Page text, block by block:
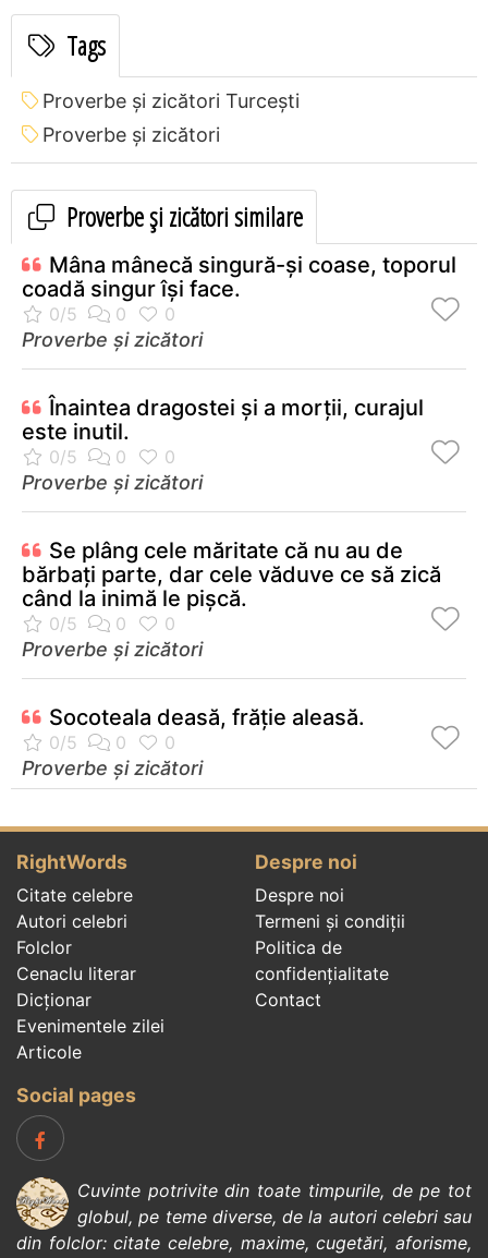
Tags
Proverbe și zicători Turceşti
Proverbe și zicători
Proverbe și zicători similare
Mâna mânecă singură-şi coase, toporul
coadă singur îşi face.
Proverbe și zicători
Înaintea dragostei şi a morţii, curajul
este inutil.
Proverbe și zicători
Se plâng cele măritate că nu au de
bărbaţi parte, dar cele văduve ce să zică
când la inimă le pişcă.
Proverbe și zicători
Socoteala deasă, frăţie aleasă.
Proverbe și zicători
RightWords
Citate celebre
Autori celebri
Folclor
Cenaclu literar
Dicționar
Evenimentele zilei
Articole
Despre noi
Despre noi
Termeni și condiții
Politica de
confidenţialitate
Contact
Social pages
Cuvinte potrivite din toate timpurile, de pe tot
globul, pe teme diverse, de la autori celebrisau
din folclor:citate celebre, maxime,cugetări,aforisme,